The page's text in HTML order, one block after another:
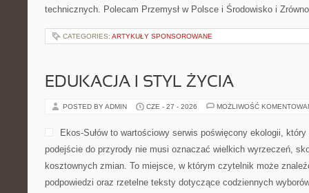
technicznych. Polecam Przemysł w Polsce i Środowisko i
CATEGORIES: ARTYKUŁY SPONSOROWANE
EDUKACJA I STYL ŻYCIA
POSTED BY ADMIN CZE - 27 - 2026 MOŻLIWOŚĆ
Ekos-Sułów to wartościowy serwis poświęcony ekologii,
podejście do przyrody nie musi oznaczać wielkich wyrzeczeń,
kosztownych zmian. To miejsce, w którym czytelnik może
podpowiedzi oraz rzetelne teksty dotyczące codziennych